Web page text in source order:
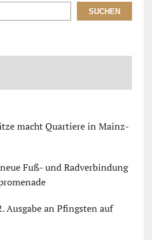
SUCHEN
macht Quartiere in Mainz-
Fuß- und Radverbindung
Ausgabe an Pfingsten auf